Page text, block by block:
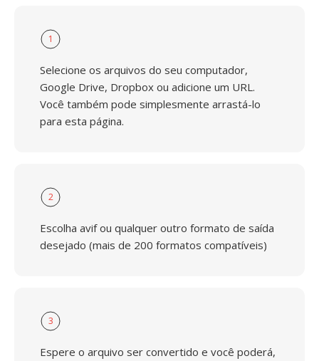
1
Selecione os arquivos do seu computador,
Google Drive, Dropbox ou adicione um URL.
Você também pode simplesmente arrastá-lo
para esta página.
2
Escolha avif ou qualquer outro formato de saída
desejado (mais de 200 formatos compatíveis)
3
Espere o arquivo ser convertido e você poderá,